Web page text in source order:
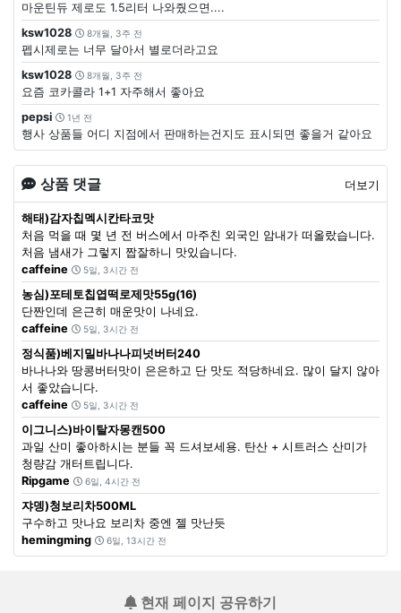
마운틴듀 제로도 1.5리터 나와줬으면....
ksw1028
8개월, 3주 전
펩시제로는 너무 달아서 별로더라고요
ksw1028
8개월, 3주 전
요즘 코카콜라 1+1 자주해서 좋아요
pepsi
1년 전
행사 상품들 어디 지점에서 판매하는건지도 표시되면 좋을거 같아요
상품 댓글 더보기
해태)감자칩멕시칸타코맛
처음 먹을 때 몇 년 전 버스에서 마주친 외국인 암내가 떠올랐습니다.
처음 냄새가 그렇지 짭잘하니 맛있습니다.
caffeine
5일, 3시간 전
농심)포테토칩엽떡로제맛55g(16)
단짠인데 은근히 매운맛이 나네요.
caffeine
5일, 3시간 전
정식품)베지밀바나나피넛버터240
바나나와 땅콩버터맛이 은은하고 단 맛도 적당하네요. 많이 달지 않아
서 좋았습니다.
caffeine
5일, 3시간 전
이그니스)바이탈자몽캔500
과일 산미 좋아하시는 분들 꼭 드셔보세용. 탄산 + 시트러스 산미가
청량감 개터트립니다.
Ripgame
6일, 4시간 전
쟈뎅)청보리차500ML
구수하고 맛나요 보리차 중엔 젤 맛난듯
hemingming
6일, 13시간 전
현재 페이지 공유하기